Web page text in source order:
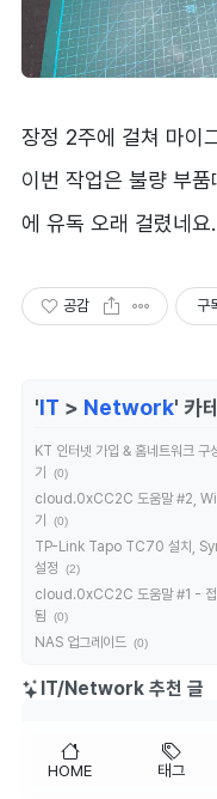
HOME 태그
장정 2주에 걸쳐 마이
이번 작업은 불량 부
에 유독 오래 걸렸네요
공감 구
'IT > Network' 카
KT 인터넷 가입 & 홈네트워크
기
(0)
cloud.0xCC2C 도움말 #2,
기
(0)
TP-Link Tapo TC70 설치,
설정
(2)
cloud.0xCC2C 도움말 #1 - 접
됨
(0)
NAS 업그레이드 (0)
IT/Network 추천 글